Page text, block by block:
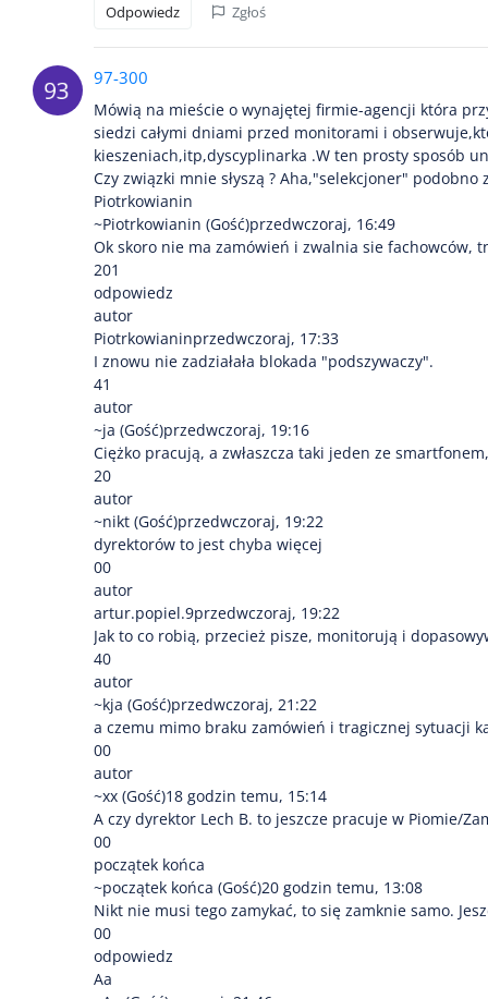
Odpowiedz Zgłoś
97-300
Mówią na mieście o wynajętej firmie-agencji która
siedzi całymi dniami przed monitorami i
kieszeniach,itp,dyscyplinarka .W ten prosty sposób
Czy związki mnie słyszą ? Aha,"selekcjoner"
Piotrkowianin
~Piotrkowianin (Gość)przedwczoraj, 16:49
Ok skoro nie ma zamówień i zwalnia sie fachowców,
201
odpowiedz
autor
Piotrkowianinprzedwczoraj, 17:33
I znowu nie zadziałała blokada "podszywaczy".
41
autor
~ja (Gość)przedwczoraj, 19:16
Ciężko pracują, a zwłaszcza taki jeden ze smartfonem,
20
autor
~nikt (Gość)przedwczoraj, 19:22
dyrektorów to jest chyba więcej
00
autor
artur.popiel.9przedwczoraj, 19:22
Jak to co robią, przecież pisze, monitorują i
40
autor
~kja (Gość)przedwczoraj, 21:22
a czemu mimo braku zamówień i tragicznej sytuacji
00
autor
~xx (Gość)18 godzin temu, 15:14
A czy dyrektor Lech B. to jeszcze pracuje w Piomie/
00
początek końca
~początek końca (Gość)20 godzin temu, 13:08
Nikt nie musi tego zamykać, to się zamknie samo.
00
odpowiedz
Aa